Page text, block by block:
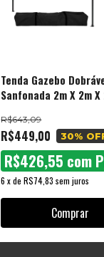
Tenda Gazebo
Sanfonada 2m X 2m X
Camping Vtg200
R$449,00
R$643,09
30%
6 xdeR$74,83 sem juros
R$426,55 com